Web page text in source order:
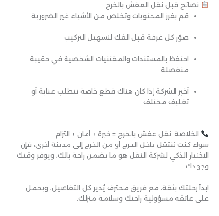
نصائح قبل نقل العفش بالخرج
قم بفرز المحتويات وتخلص من الأشياء غير الضرورية
صوّر كل غرفة قبل الفك لتسهيل التركيب
احتفظ بالمستندات والمقتنيات الشخصية في حقيبة
منفصلة
أخبر الشركة إذا كان هناك قطع خاصة تتطلب عناية أو
تغليف مختلف
الخلاصة: نقل عفش بالخرج = خبرة + أمان + التزام
سواء كنت تنتقل داخل الخرج أو من الخرج إلى مدينة أخرى، فإن
الاختيار الذكي لشركة النقل هو ما يضمن راحة بالك، ويوفر وقتك
وجهدك.
ابدأ رحلتك بثقة، مع فريق محترف يُدير كل التفاصيل، ويحمل
على عاتقه مسؤولية راحتك وسلامة منزلك.